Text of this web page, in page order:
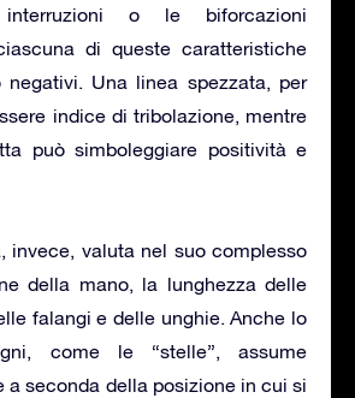
o le biforcazioni
di queste caratteristiche
Una linea spezzata, per
indice di tribolazione, mentre
può simboleggiare positività e
invece, valuta nel suo complesso
della mano, la lunghezza delle
falangi e delle unghie. Anche lo
come le “stelle”, assume
a seconda della posizione in cui si